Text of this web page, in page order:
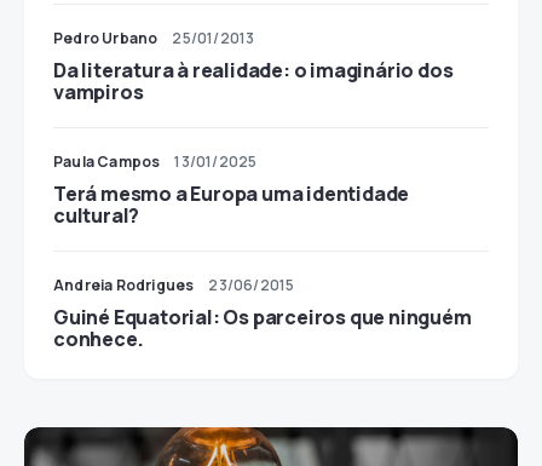
Pedro Urbano 25/01/2013
Da literatura à realidade: o imaginário dos
vampiros
Paula Campos 13/01/2025
Terá mesmo a Europa uma identidade
cultural?
Andreia Rodrigues 23/06/2015
Guiné Equatorial: Os parceiros que ninguém
conhece.